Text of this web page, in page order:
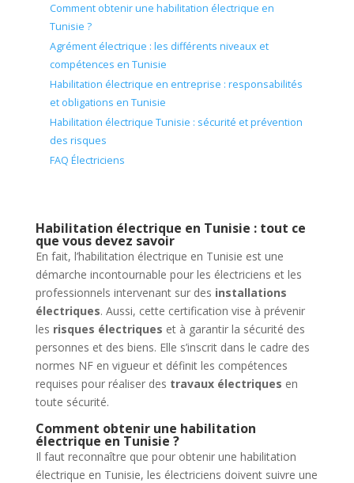
Comment obtenir une habilitation électrique en
Tunisie ?
Agrément électrique : les différents niveaux et
compétences en Tunisie
Habilitation électrique en entreprise : responsabilités
et obligations en Tunisie
Habilitation électrique Tunisie : sécurité et prévention
des risques
FAQ Électriciens
Habilitation électrique en Tunisie : tout ce
que vous devez savoir
En fait, l’habilitation électrique en Tunisie est une
démarche incontournable pour les électriciens et les
professionnels intervenant sur des installations
électriques. Aussi, cette certification vise à prévenir
les risques électriques et à garantir la sécurité des
personnes et des biens. Elle s’inscrit dans le cadre des
normes NF en vigueur et définit les compétences
requises pour réaliser des travaux électriques en
toute sécurité.
Comment obtenir une habilitation
électrique en Tunisie ?
Il faut reconnaître que pour obtenir une habilitation
électrique en Tunisie, les électriciens doivent suivre une